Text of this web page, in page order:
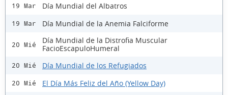
19 Mar Día Mundial del Albatros
19 Mar Día Mundial de la Anemia Falciforme
20 Mié
Día Mundial de la Distrofia Muscular
FacioEscapuloHumeral
20 Mié Día Mundial de los Refugiados
20 Mié El Día Más Feliz del Año (Yellow Day)